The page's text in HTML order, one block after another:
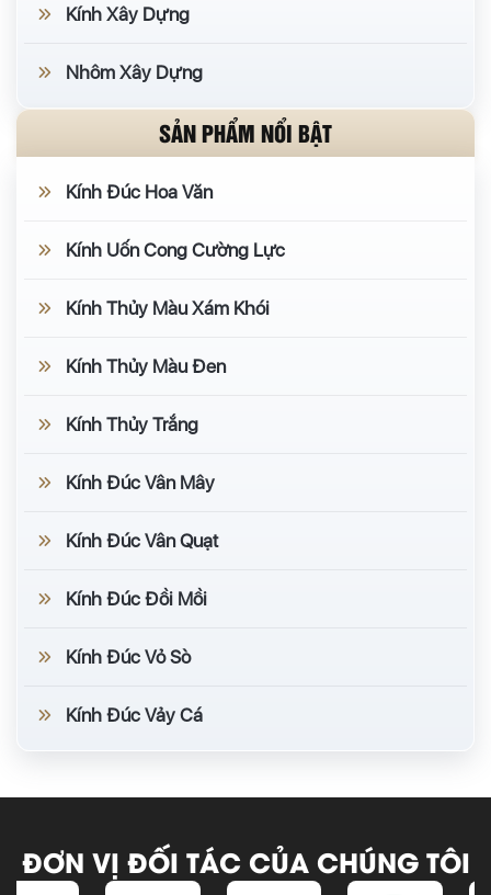
Kính Xây Dựng
Nhôm Xây Dựng
SẢN PHẨM NỔI BẬT
Kính Đúc Hoa Văn
Kính Uốn Cong Cường Lực
Kính Thủy Màu Xám Khói
Kính Thủy Màu Đen
Kính Thủy Trắng
Kính Đúc Vân Mây
Kính Đúc Vân Quạt
Kính Đúc Đồi Mồi
Kính Đúc Vỏ Sò
Kính Đúc Vảy Cá
ĐƠN VỊ ĐỐI TÁC CỦA CHÚNG TÔI